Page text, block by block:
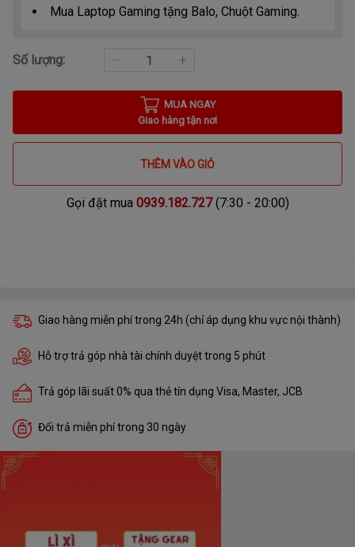
Mua Laptop Gaming tặng Balo, Chuột Gaming.
Số lượng:
MUA NGAY
Giao hàng tận nơi
THÊM VÀO GIỎ
Gọi đặt mua 0939.182.727(7:30 - 20:00)
Giao hàng miễn phí trong 24h (chỉ áp dụng khu vực nội thành)
Hỗ trợ trả góp nhà tài chính duyệt trong 5 phút
Trả góp lãi suất 0% qua thẻ tín dụng Visa, Master, JCB
Đổi trả miễn phí trong 30 ngày